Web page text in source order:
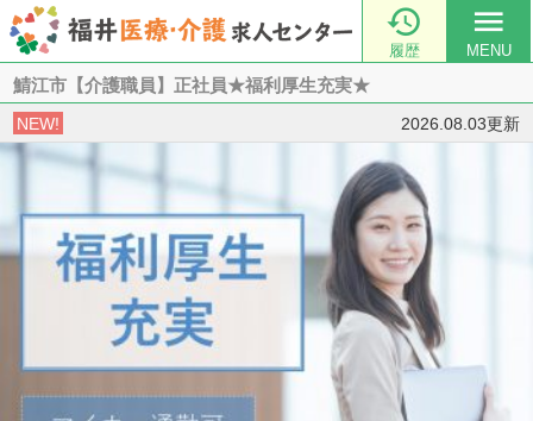

履歴
menu
MENU
鯖江市【介護職員】正社員★福利厚生充実★
NEW! 2026.08.03更新